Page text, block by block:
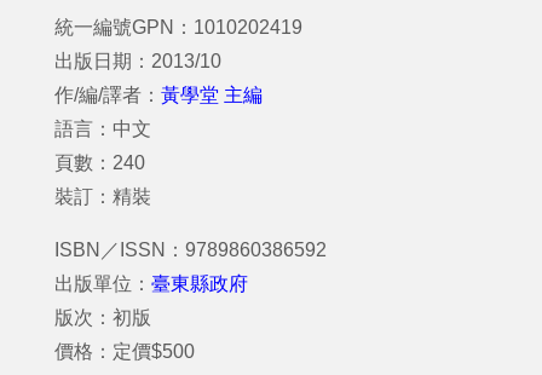
統一編號GPN：1010202419
出版日期：2013/10
作/編/譯者： 黃學堂 主編
語言：中文
頁數：240
裝訂：精裝
ISBN／ISSN：9789860386592
出版單位： 臺東縣政府
版次：初版
價格：定價$500